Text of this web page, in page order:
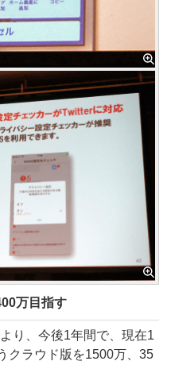
万目指す
り、今後1年間で、現在1
クラウド版を1500万、35